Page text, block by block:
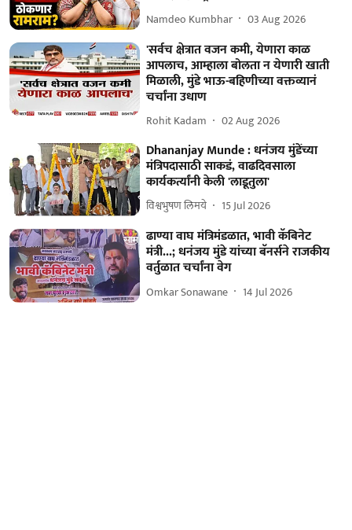
Namdeo Kumbhar 03 Aug 2026
'सर्वच क्षेत्रात वजन कमी, येणारा काळ
आपलाच, आम्हाला बोलता न येणारी खाती
मिळाली, मुंडे भाऊ-बहिणीच्या वक्तव्यानं
चर्चांना उधाण
Rohit Kadam 02 Aug 2026
Dhananjay Munde : धनंजय मुंडेंच्या
मंत्रिपदासाठी साकडं, वाढदिवसाला
कार्यकर्त्यांनी केली 'लाडूतुला'
विश्वभुषण लिमये 15 Jul 2026
ढाण्या वाघ मंत्रिमंडळात, भावी कॅबिनेट
मंत्री...; धनंजय मुंडे यांच्या बॅनर्सने राजकीय
वर्तुळात चर्चांना वेग
Omkar Sonawane 14 Jul 2026